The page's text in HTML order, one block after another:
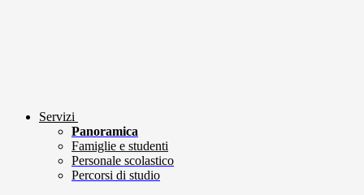
Servizi
Panoramica
Famiglie e studenti
Personale scolastico
Percorsi di studio